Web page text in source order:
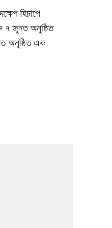
হিচাপে
৭ জুনত অনুষ্ঠিত
অনুষ্ঠিত এক